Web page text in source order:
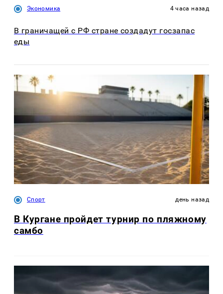
Экономика 4 часа назад
В граничащей с РФ стране создадут госзапас
еды
Спорт день назад
В Кургане пройдет турнир по пляжному
самбо